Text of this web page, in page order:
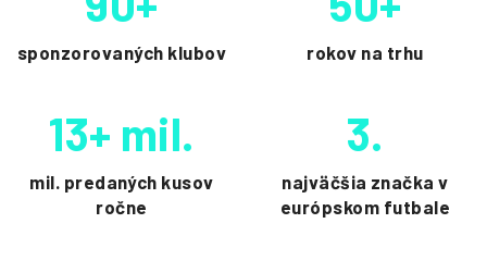
sponzorovaných klubov rokov na trhu
13+ mil.
mil. predaných kusov
ročne
3.
najväčšia značka v
európskom futbale